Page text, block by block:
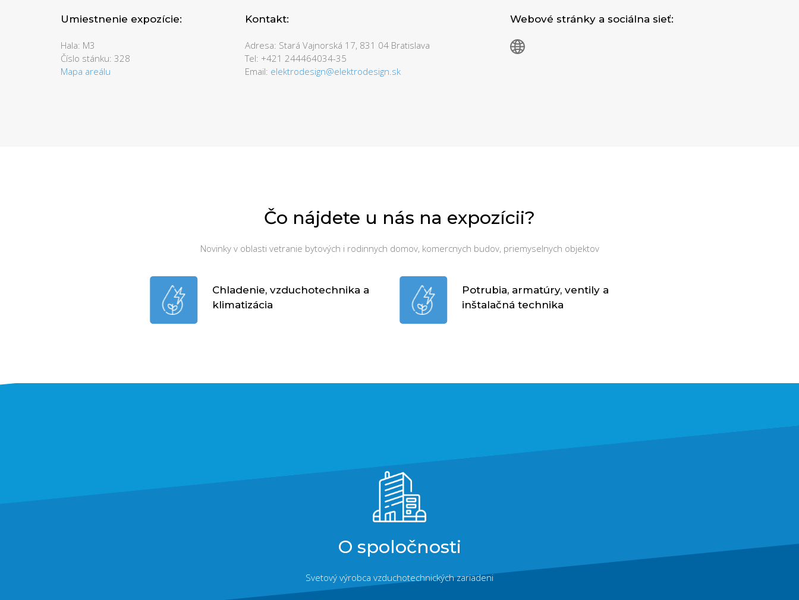
Umiestnenie expozície:
Hala: M3
Číslo stánku: 328
Mapa areálu
Kontakt:
Adresa: Stará Vajnorská 17, 831 04 Bratislava
Tel: +421 244464034-35
Email: elektrodesign@elektrodesign.sk
Webové stránky a sociálna sieť:
Čo nájdete u nás na expozícii?
Novinky v oblasti vetranie bytových i rodinnych domov, komercnych budov, priemyselnych objektov
Chladenie, vzduchotechnika a
klimatizácia
Potrubia, armatúry, ventily a
inštalačná technika
O spoločnosti
Svetový výrobca vzduchotechnických zariadeni